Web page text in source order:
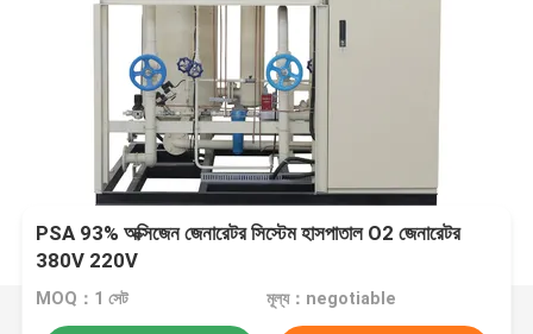
PSA 93% অক্সিজেন জেনারেটর সিস্টেম হাসপাতাল O2 জেনারেটর
380V 220V
MOQ：1 সেট মূল্য：negotiable